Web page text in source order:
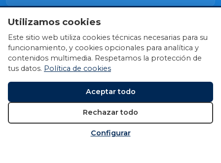
Utilizamos cookies
Este sitio web utiliza cookies técnicas necesarias para su
funcionamiento, y cookies opcionales para analítica y
contenidos multimedia. Respetamos la protección de
tus datos. Política de cookies
Aceptar todo
Rechazar todo
Configurar